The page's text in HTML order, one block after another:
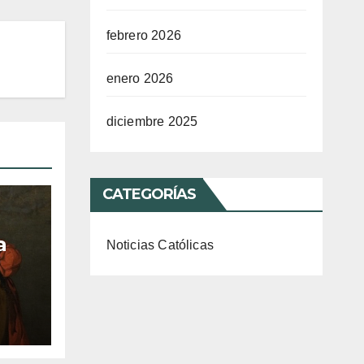
febrero 2026
enero 2026
diciembre 2025
CATEGORÍAS
Noticias Católicas